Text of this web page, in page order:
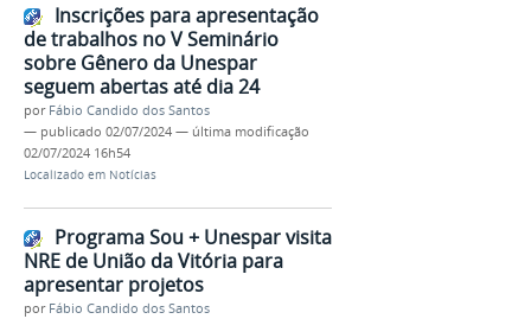
Inscrições para apresentação
de trabalhos no V Seminário
sobre Gênero da Unespar
seguem abertas até dia 24
por Fábio Candido dos Santos
— publicado 02/07/2024 — última modificação
02/07/2024 16h54
Localizado em Notícias
Programa Sou + Unespar visita
NRE de União da Vitória para
apresentar projetos
por Fábio Candido dos Santos